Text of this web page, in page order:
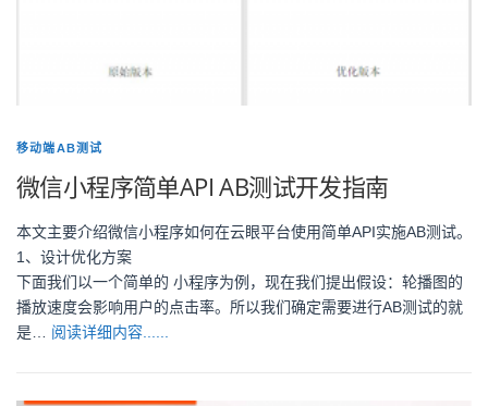
移动端AB测试
微信小程序简单API AB测试开发指南
本文主要介绍微信小程序如何在云眼平台使用简单API实施AB测试。
1、设计优化方案
下面我们以一个简单的 小程序为例，现在我们提出假设：轮播图的
播放速度会影响用户的点击率。所以我们确定需要进行AB测试的就
是… 阅读详细内容......